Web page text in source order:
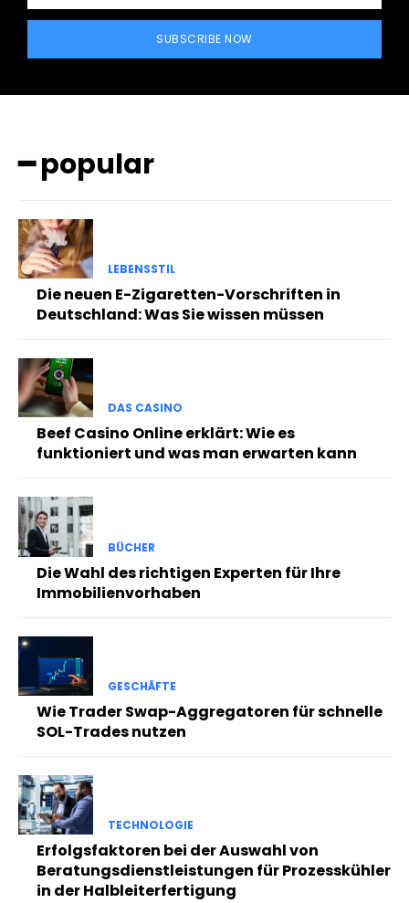
SUBSCRIBE NOW
━ popular
LEBENSSTIL
Die neuen E-Zigaretten-Vorschriften in
Deutschland: Was Sie wissen müssen
DAS CASINO
Beef Casino Online erklärt: Wie es
funktioniert und was man erwarten kann
BÜCHER
Die Wahl des richtigen Experten für Ihre
Immobilienvorhaben
GESCHÄFTE
Wie Trader Swap-Aggregatoren für schnelle
SOL-Trades nutzen
TECHNOLOGIE
Erfolgsfaktoren bei der Auswahl von
Beratungsdienstleistungen für Prozesskühler
in der Halbleiterfertigung